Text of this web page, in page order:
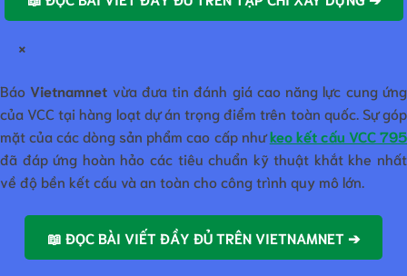
×
BáoVietnamnet vừa đưa tin đánh giá cao năng lực cung ứng
của VCC tại hàng loạt dự án trọng điểm trên toàn quốc. Sự góp
mặt của các dòng sản phẩm cao cấp nhưkeo kết cấu VCC 795
đã đáp ứng hoàn hảo các tiêu chuẩn kỹ thuật khắt khe nhất
về độ bền kết cấu và an toàn cho công trình quy mô lớn.
📖 ĐỌC BÀI VIẾT ĐẦY ĐỦ TRÊN VIETNAMNET ➔